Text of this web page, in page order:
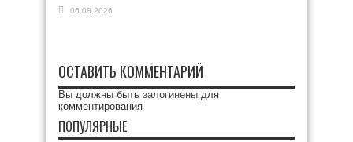
06.08.2026
ОСТАВИТЬ КОММЕНТАРИЙ
Вы должны быть залогинены для
комментирования
ПОПУЛЯРНЫЕ